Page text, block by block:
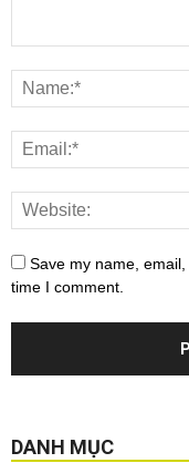
Save my name,
time I comment.
DANH MỤC